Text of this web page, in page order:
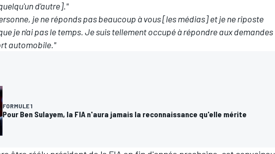
d'autre]."
je ne réponds pas beaucoup à vous [les médias] et je ne riposte
je n'ai pas le temps. Je suis tellement occupé à répondre aux demandes
automobile."
FORMULE 1
Pour Ben Sulayem, la FIA n'aura jamais la reconnaissance qu'elle mérite